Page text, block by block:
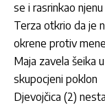
se i rasrinkao
Terza otkrio da je
okrene protiv
Maja zavela šeika
skupocjeni poklon
Djevojčica (2)